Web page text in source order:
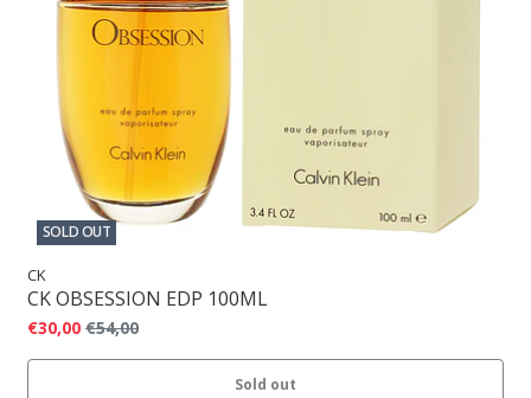
SOLD OUT
CK
CK OBSESSION EDP 100ML
€30,00 €54,00
Sold out